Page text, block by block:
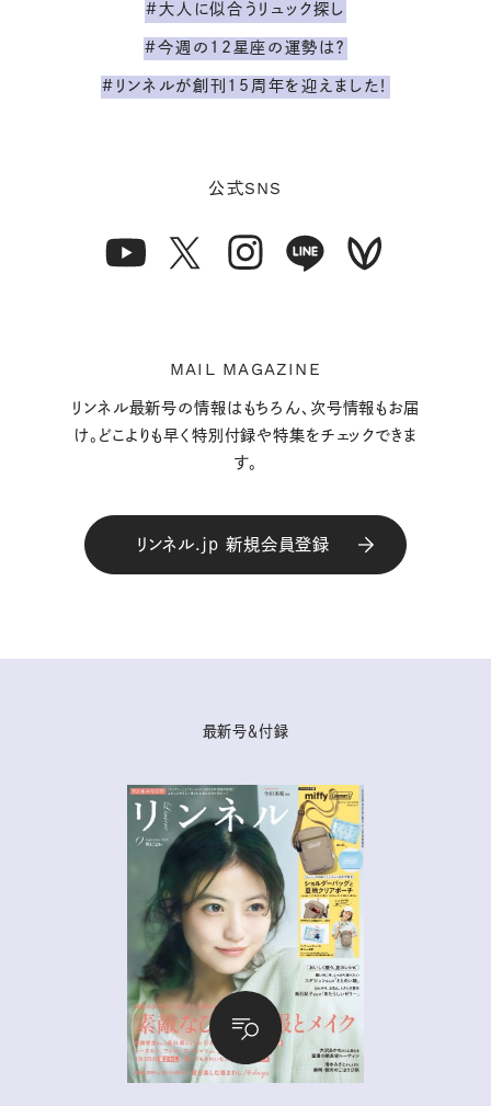
#大人に似合うリュック探し
#今週の12星座の運勢は？
#リンネルが創刊15周年を迎えました！
公式SNS
MAIL MAGAZINE
リンネル最新号の情報はもちろん、次号情報もお届
け。どこよりも早く特別付録や特集をチェックできま
す。
リンネル.jp 新規会員登録
最新号＆付録